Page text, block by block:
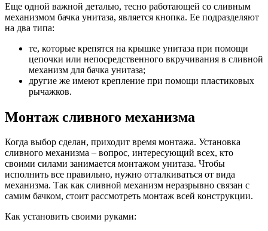
Еще одной важной деталью, тесно работающей со сливным
механизмом бачка унитаза, является кнопка. Ее подразделяют
на два типа:
те, которые крепятся на крышке унитаза при помощи
цепочки или непосредственного вкручивания в сливной
механизм для бачка унитаза;
другие же имеют крепление при помощи пластиковых
рычажков.
Монтаж сливного механизма
Когда выбор сделан, приходит время монтажа. Установка
сливного механизма – вопрос, интересующий всех, кто
своими силами занимается монтажом унитаза. Чтобы
исполнить все правильно, нужно отталкиваться от вида
механизма. Так как сливной механизм неразрывно связан с
самим бачком, стоит рассмотреть монтаж всей конструкции.
Как установить своими руками: